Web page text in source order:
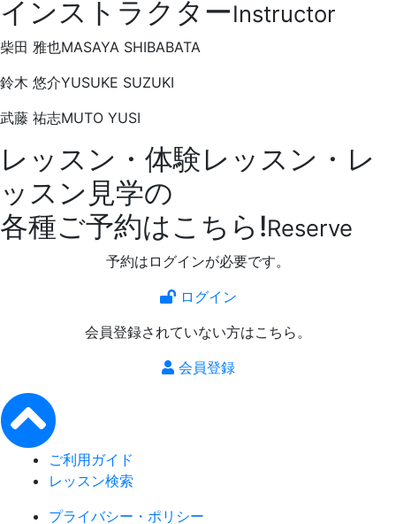
インストラクターInstructor
柴田 雅也MASAYA SHIBABATA
鈴木 悠介YUSUKE SUZUKI
武藤 祐志MUTO YUSI
レッスン・体験レッスン・レ
ッスン見学の
各種ご予約はこちら!Reserve
予約はログインが必要です。
ログイン
会員登録されていない方はこちら。
会員登録
ご利用ガイド
レッスン検索
プライバシー・ポリシー